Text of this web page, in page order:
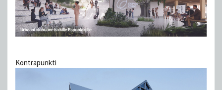
Kontrapunkti